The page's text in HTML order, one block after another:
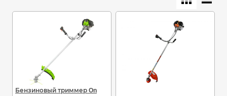
Бензиновый триммер On